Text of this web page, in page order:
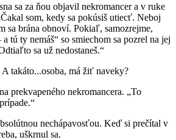
sa za ňou objavil nekromancer a v ruke
som, kedy sa pokúsiš utiecť. Neboj
sa brána obnoví. Pokiaľ, samozrejme,
tú ty nemáš“ so smiechom sa pozrel na jej
sa už nedostaneš.“
takáto...osoba, má žiť naveky?
prekvapeného nekromancera. „To
nechápavosťou. Keď si prečítal v
uškrnul sa.